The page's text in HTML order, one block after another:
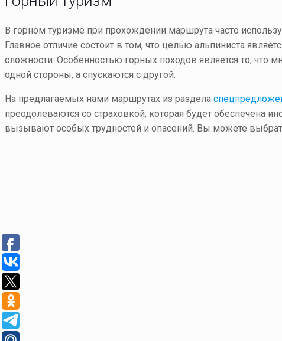
В горном туризме при прохождении маршрута часто
Главное отличие состоит в том, что целью альпиниста
сложности. Особенностью горных походов является то, что
одной стороны, а спускаются с другой.
На предлагаемых нами маршрутах из раздела
преодолеваются со страховкой, которая будет обеспечена
вызывают особых трудностей и опасений. Вы можете